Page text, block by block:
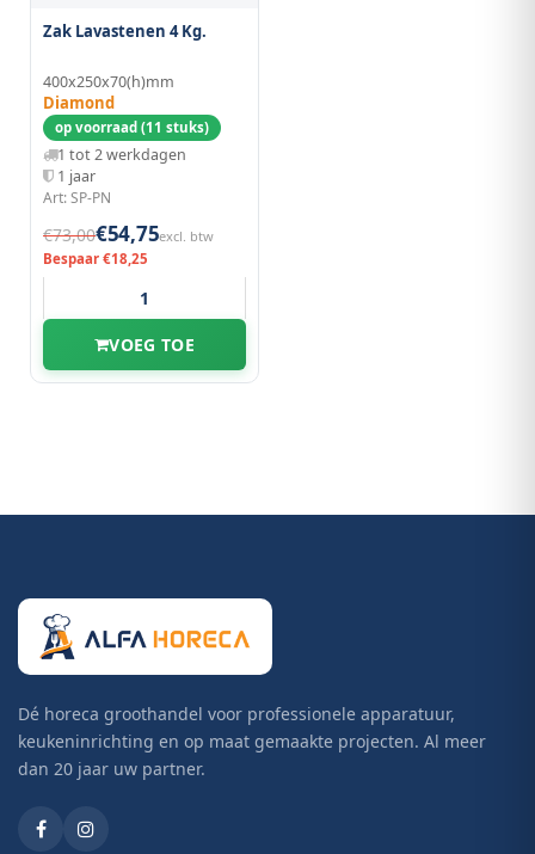
Zak Lavastenen 4 Kg.
400x250x70(h)mm
Diamond
op voorraad (11 stuks)
1 tot 2 werkdagen
1 jaar
Art: SP-PN
€73,00€54,75excl. btw
Bespaar €18,25
VOEG TOE
Dé horeca groothandel voor professionele apparatuur,
keukeninrichting en op maat gemaakte projecten. Al meer
dan 20 jaar uw partner.